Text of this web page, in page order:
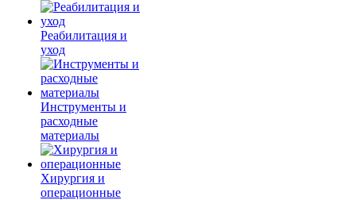
Реабилитация и
уход
Инструменты и
расходные
материалы
Хирургия и
операционные